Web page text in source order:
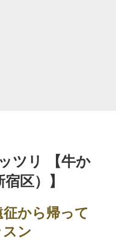
ツリ 【牛か
区）】
から帰って
ン